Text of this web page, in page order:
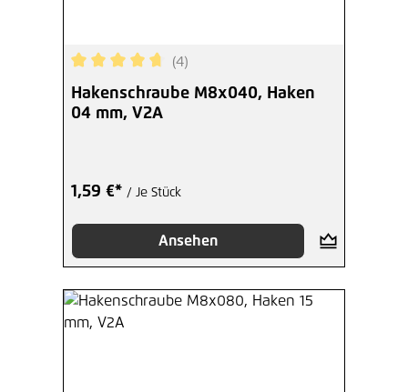
Durchschnittliche Bewertung von 4.75 von 5
(4)
Hakenschraube M8x040, Haken
04 mm, V2A
1,59 €* / Je Stück
Ansehen